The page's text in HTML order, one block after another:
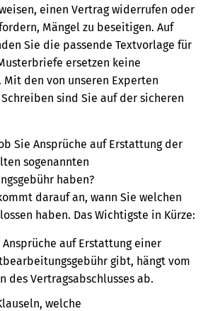
einen Vertrag widerrufen oder
Mängel zu beseitigen. Auf
Sie die passende Textvorlage für
ersetzen keine
Mit den von unseren Experten
sind Sie auf der sicheren
Sie Ansprüche auf Erstattung der
sogenannten
haben?
darauf an, wann Sie welchen
haben. Das Wichtigste in Kürze:
Ansprüche auf Erstattung einer
gibt, hängt vom
des Vertragsabschlusses ab.
welche